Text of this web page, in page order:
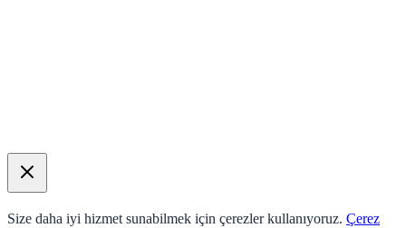
Size daha iyi hizmet sunabilmek için çerezler kullanıyoruz. Çerez